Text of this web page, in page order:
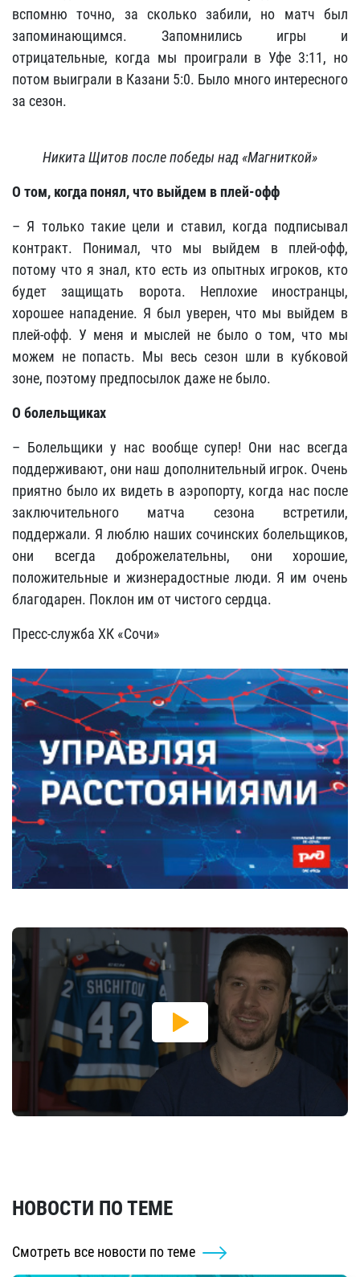
вспомню точно, за сколько забили, но матч был
запоминающимся. Запомнились игры и
отрицательные, когда мы проиграли в Уфе 3:11, но
потом выиграли в Казани 5:0. Было много интересного
за сезон.
Никита Щитов после победы над «Магниткой»
О том, когда понял, что выйдем в плей-офф
– Я только такие цели и ставил, когда подписывал
контракт. Понимал, что мы выйдем в плей-офф,
потому что я знал, кто есть из опытных игроков, кто
будет защищать ворота. Неплохие иностранцы,
хорошее нападение. Я был уверен, что мы выйдем в
плей-офф. У меня и мыслей не было о том, что мы
можем не попасть. Мы весь сезон шли в кубковой
зоне, поэтому предпосылок даже не было.
О болельщиках
– Болельщики у нас вообще супер! Они нас всегда
поддерживают, они наш дополнительный игрок. Очень
приятно было их видеть в аэропорту, когда нас после
заключительного матча сезона встретили,
поддержали. Я люблю наших сочинских болельщиков,
они всегда доброжелательны, они хорошие,
положительные и жизнерадостные люди. Я им очень
благодарен. Поклон им от чистого сердца.
Пресс-служба ХК «Сочи»
НОВОСТИ ПО ТЕМЕ
Смотреть все новости по теме